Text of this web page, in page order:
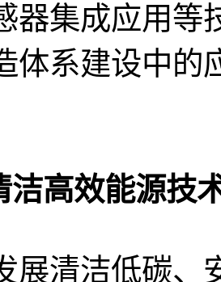
器集成应用等
体系建设中的
洁高效能源技
清洁低碳、